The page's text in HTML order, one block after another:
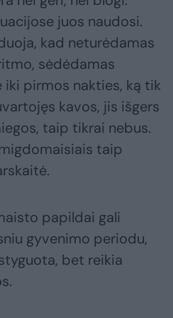
juos naudosi.
kad neturėdamas
sėdėdamas
iki pirmos nakties, ką tik
kavos, jis išgers
taip tikrai nebus.
taip
papildai gali
gyvenimo periodu,
bet reikia